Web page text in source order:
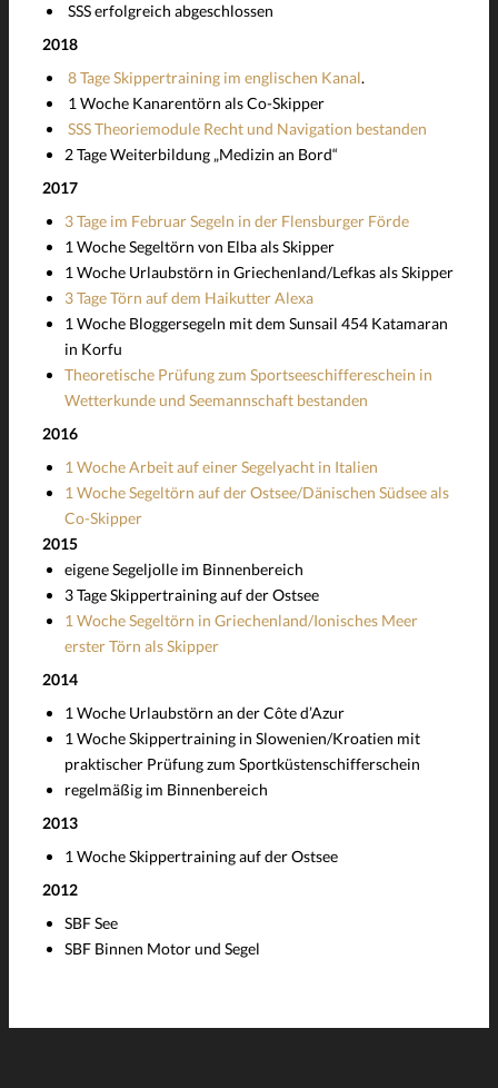
SSS erfolgreich abgeschlossen
2018
8 Tage Skippertraining im englischen Kanal.
1 Woche Kanarentörn als Co-Skipper
SSS Theoriemodule Recht und Navigation bestanden
2 Tage Weiterbildung „Medizin an Bord“
2017
3 Tage im Februar Segeln in der Flensburger Förde
1 Woche Segeltörn von Elba als Skipper
1 Woche Urlaubstörn in Griechenland/Lefkas als Skipper
3 Tage Törn auf dem Haikutter Alexa
1 Woche Bloggersegeln mit dem Sunsail 454 Katamaran
in Korfu
Theoretische Prüfung zum Sportseeschiffereschein in
Wetterkunde und Seemannschaft bestanden
2016
1 Woche Arbeit auf einer Segelyacht in Italien
1 Woche Segeltörn auf der Ostsee/Dänischen Südsee als
Co-Skipper
2015
eigene Segeljolle im Binnenbereich
3 Tage Skippertraining auf der Ostsee
1 Woche Segeltörn in Griechenland/Ionisches Meer
erster Törn als Skipper
2014
1 Woche Urlaubstörn an der Côte d’Azur
1 Woche Skippertraining in Slowenien/Kroatien mit
praktischer Prüfung zum Sportküstenschifferschein
regelmäßig im Binnenbereich
2013
1 Woche Skippertraining auf der Ostsee
2012
SBF See
SBF Binnen Motor und Segel